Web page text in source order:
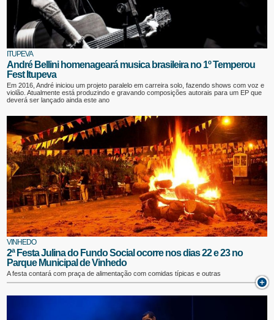
ITUPEVA
André Bellini homenageará musica brasileira no 1º Temperou
Fest Itupeva
Em 2016, André iniciou um projeto paralelo em carreira solo, fazendo shows com voz e
violão. Atualmente está produzindo e gravando composições autorais para um EP que
deverá ser lançado ainda este ano
VINHEDO
2ª Festa Julina do Fundo Social ocorre nos dias 22 e 23 no
Parque Municipal de Vinhedo
A festa contará com praça de alimentação com comidas típicas e outras